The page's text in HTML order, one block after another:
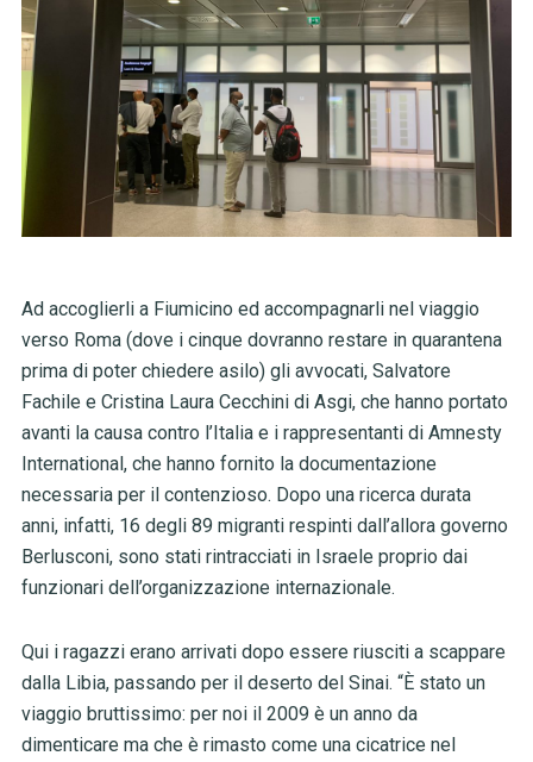
Ad accoglierli a Fiumicino ed accompagnarli nel viaggio
verso Roma (dove i cinque dovranno restare in quarantena
prima di poter chiedere asilo) gli avvocati, Salvatore
Fachile e Cristina Laura Cecchini di Asgi, che hanno portato
avanti la causa contro l’Italia e i rappresentanti di Amnesty
International, che hanno fornito la documentazione
necessaria per il contenzioso. Dopo una ricerca durata
anni, infatti, 16 degli 89 migranti respinti dall’allora governo
Berlusconi, sono stati rintracciati in Israele proprio dai
funzionari dell’organizzazione internazionale.
Qui i ragazzi erano arrivati dopo essere riusciti a scappare
dalla Libia, passando per il deserto del Sinai. “È stato un
viaggio bruttissimo: per noi il 2009 è un anno da
dimenticare ma che è rimasto come una cicatrice nel